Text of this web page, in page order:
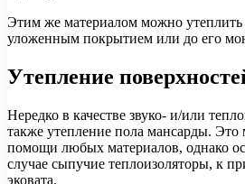
Этим же материалом можно
уложенным покрытием или до его
Утепление
Нередко в качестве звуко- и/или
также утепление пола мансарды. Это
помощи любых материалов, однако
случае сыпучие теплоизоляторы, к
эковата.